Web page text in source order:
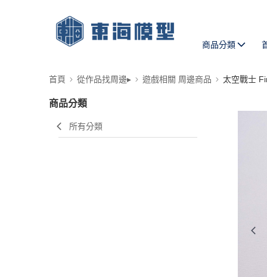
商品分類
首頁 從作品找周邊▸ 遊戲相關 周邊商品 太空戰士
商品分類
所有分類